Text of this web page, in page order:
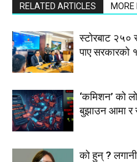
RELATED ARTICLES MORE
स्टाेरबाट २५०
पाए सरकारको
‘कमिशन’ को
बुझाउन आमा र
को हुन् ?